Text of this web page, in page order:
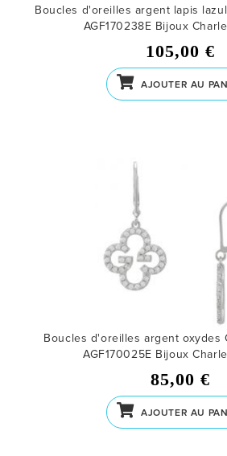
Boucles d'oreilles argent lapis
AGF170238E Bijoux
105,00 €
AJOUTER AU
Boucles d'oreilles argent oxydes
AGF170025E Bijoux
85,00 €
AJOUTER AU